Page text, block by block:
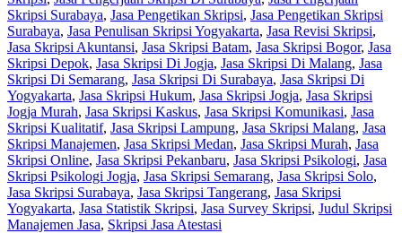
Skripsi Surabaya, Jasa Pengetikan Skripsi, Jasa Pengetikan Skripsi
Surabaya, Jasa Penulisan Skripsi Yogyakarta, Jasa Revisi Skripsi,
Jasa Skripsi Akuntansi, Jasa Skripsi Batam, Jasa Skripsi Bogor, Jasa
Skripsi Depok, Jasa Skripsi Di Jogja, Jasa Skripsi Di Malang, Jasa
Skripsi Di Semarang, Jasa Skripsi Di Surabaya, Jasa Skripsi Di
Yogyakarta, Jasa Skripsi Hukum, Jasa Skripsi Jogja, Jasa Skripsi
Jogja Murah, Jasa Skripsi Kaskus, Jasa Skripsi Komunikasi, Jasa
Skripsi Kualitatif, Jasa Skripsi Lampung, Jasa Skripsi Malang, Jasa
Skripsi Manajemen, Jasa Skripsi Medan, Jasa Skripsi Murah, Jasa
Skripsi Online, Jasa Skripsi Pekanbaru, Jasa Skripsi Psikologi, Jasa
Skripsi Psikologi Jogja, Jasa Skripsi Semarang, Jasa Skripsi Solo,
Jasa Skripsi Surabaya, Jasa Skripsi Tangerang, Jasa Skripsi
Yogyakarta, Jasa Statistik Skripsi, Jasa Survey Skripsi, Judul Skripsi
Manajemen Jasa, Skripsi Jasa Atestasi